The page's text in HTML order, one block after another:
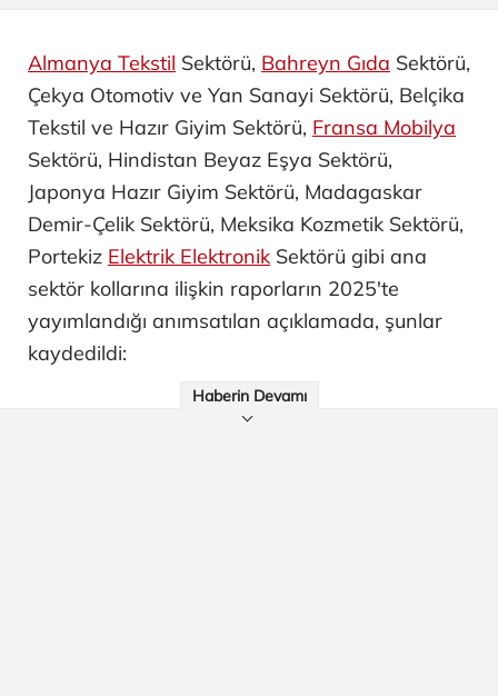
Almanya Tekstil Sektörü, Bahreyn Gıda Sektörü,
Çekya Otomotiv ve Yan Sanayi ​Sektörü, Belçika
Tekstil ve Hazır Giyim Sektörü, Fransa Mobilya
Sektörü, Hindistan Beyaz Eşya Sektörü,
Japonya Hazır Giyim Sektörü, Madagaskar
Demir-Çelik Sektörü, Meksika Kozmetik Sektörü,
Portekiz Elektrik Elektronik Sektörü gibi ana
sektör kollarına ilişkin raporların 2025'te
yayımlandığı anımsatılan açıklamada, şunlar
kaydedildi:
Haberin Devamı